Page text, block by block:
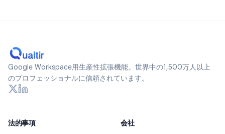
Google Workspace用生産性拡張機能。世界中の1,500万人以上
のプロフェッショナルに信頼されています。
法的事項
会社